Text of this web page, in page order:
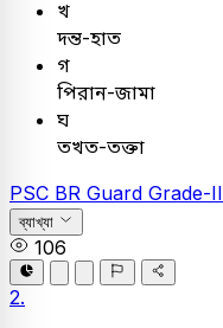
খ
দন্ত-হাত
গ
পিরান-জামা
ঘ
তখত-তক্তা
PSC BR Guard Grade-II
ব্যাখ্যা
106
2.